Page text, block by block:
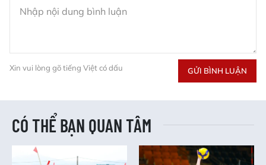
Xin vui lòng gõ tiếng Việt có dấu GỬI BÌNH LUẬN
CÓ THỂ BẠN QUAN TÂM